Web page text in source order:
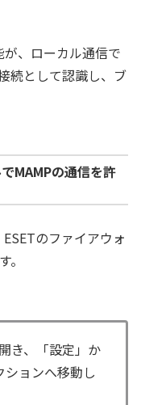
が、ローカル通信で
続として認識し、ブ
MAMPの通信を許
のファイアウォ
き、「設定」か
ョンへ移動し